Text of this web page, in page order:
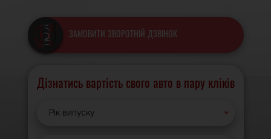
ЗАМОВИТИ ЗВОРОТНІЙ ДЗВІНОК
Дізнатись вартість свого авто в пару кліків
Рік випуску